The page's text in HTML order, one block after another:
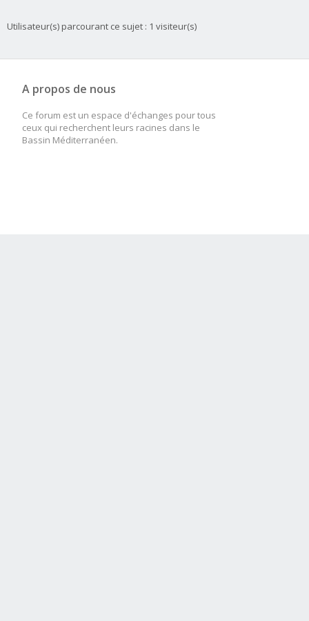
Utilisateur(s) parcourant ce sujet : 1 visiteur(s)
A propos de nous
Ce forum est un espace d'échanges pour tous
ceux qui recherchent leurs racines dans le
Bassin Méditerranéen.